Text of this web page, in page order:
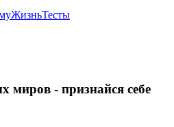
ЖизньТесты
миров - признайся себе